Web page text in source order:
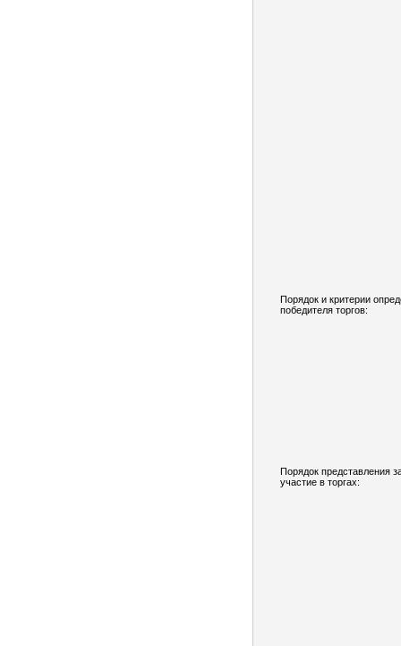
Порядок и критерии
победителя торгов:
Порядок представления
участие в торгах: